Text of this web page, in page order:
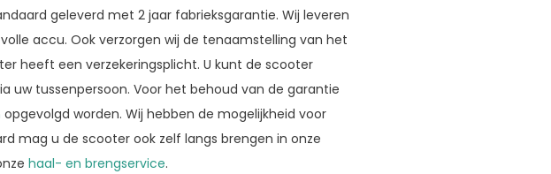
geleverd met 2 jaar fabrieksgarantie. Wij leveren
accu. Ook verzorgen wij de tenaamstelling van het
heeft een verzekeringsplicht. U kunt de scooter
uw tussenpersoon. Voor het behoud van de garantie
opgevolgd worden. Wij hebben de mogelijkheid voor
mag u de scooter ook zelf langs brengen in onze
haal- en brengservice.